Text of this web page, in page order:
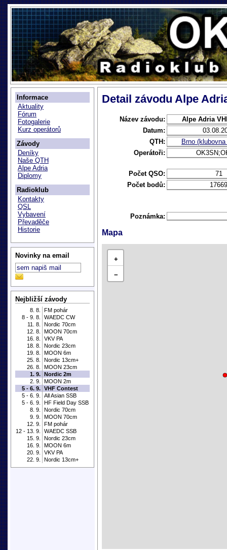
Informace
Aktuality
Fórum
Fotogalerie
Kurz operátorů
Závody
Deníky
Naše QTH
Alpe Adria
Diplomy
Radioklub
Kontakty
QSL
Vybavení
Převaděče
Historie
Novinky na email
Nejbližší závody
8. 8.
FM pohár
8 - 9. 8.
WAEDC CW
11. 8.
Nordic 70cm
12. 8.
MOON 70cm
16. 8.
VKV PA
18. 8.
Nordic 23cm
19. 8.
MOON 6m
25. 8.
Nordic 13cm+
26. 8.
MOON 23cm
1. 9. Nordic 2m
2. 9.
MOON 2m
5 - 6. 9. VHF Contest
5 - 6. 9.
All Asian SSB
5 - 6. 9.
HF Field Day SSB
8. 9.
Nordic 70cm
9. 9.
MOON 70cm
12. 9.
FM pohár
12 - 13. 9.
WAEDC SSB
15. 9.
Nordic 23cm
16. 9.
MOON 6m
20. 9.
VKV PA
22. 9.
Nordic 13cm+
Detail závodu Alpe
Název závodu:
Alpe Adria
Datum:
QTH:
Brno
Operátoři:
Počet QSO:
71
Počet bodů:
17669
Poznámka:
Mapa
+
−